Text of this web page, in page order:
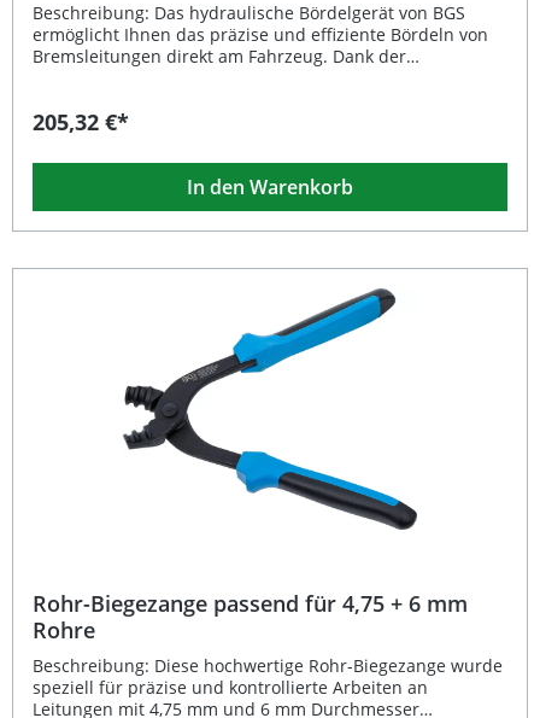
Beschreibung: Das hydraulische Bördelgerät von BGS
ermöglicht Ihnen das präzise und effiziente Bördeln von
Bremsleitungen direkt am Fahrzeug. Dank der
Das Gerät eignet sich für Stahl-, Aluminium-, Messing-
und bietet professionelle Ergebnisse bei der Doppel- und
Konvexbördelung nach SAE und DIN Standards. Leichte
und robuste Bauweise für den mobilen Einsatz am
Fahrzeug Unterstützt Durchmesser von 4,75 mm (3/16"),
Doppel- und Konvexbördelungen Geeignet für
verschiedene Leitungsarten inklusive beschichteter Rohre
Hohe Präzision und gleichmäßiges Bördelbild durch
hydraulische Kraftübertragung Lieferumfang:
Hydraulisches Bördelgerät Rohrschneider mit Entgrater
205,32 €*
In den Warenkorb
Rohr-Biegezange passend für 4,75 + 6 mm
Rohre
Beschreibung: Diese hochwertige Rohr-Biegezange wurde
speziell für präzise und kontrollierte Arbeiten an
Leitungen mit 4,75 mm und 6 mm Durchmesser